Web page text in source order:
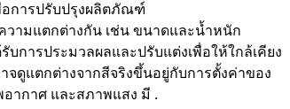
อการปรับปรุงผลิตภัณฑ์
วามแตกต่างกัน เช่น ขนาดและน้ำหนัก
บการประมวลผลและปรับแต่งเพื่อให้ใกล้เคียง
จดูแตกต่างจากสีจริงขึ้นอยู่กับการตั้งค่าของ
ากาศ และสภาพแสง มี .